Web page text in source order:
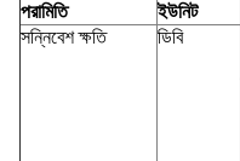
পরামিতি ইউনিট
সন্নিবেশ ক্ষতি
ডিবি